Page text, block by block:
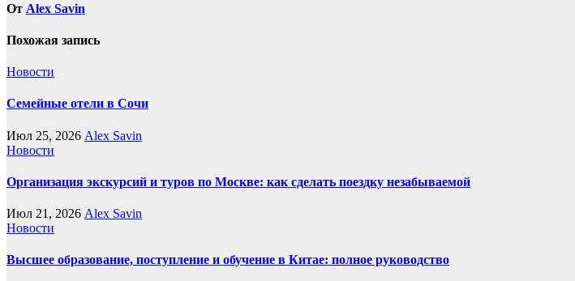
От Alex Savin
Похожая запись
Новости
Семейные отели в Сочи
Июл 25, 2026 Alex Savin
Новости
Организация экскурсий и туров по Москве: как сделать поездку незабываемой
Июл 21, 2026 Alex Savin
Новости
Высшее образование, поступление и обучение в Китае: полное руководство